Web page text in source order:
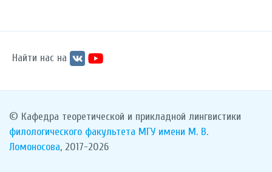
Найти нас на
© Кафедра теоретической и прикладной лингвистики
филологического факультета МГУ имени М. В.
Ломоносова, 2017-2026